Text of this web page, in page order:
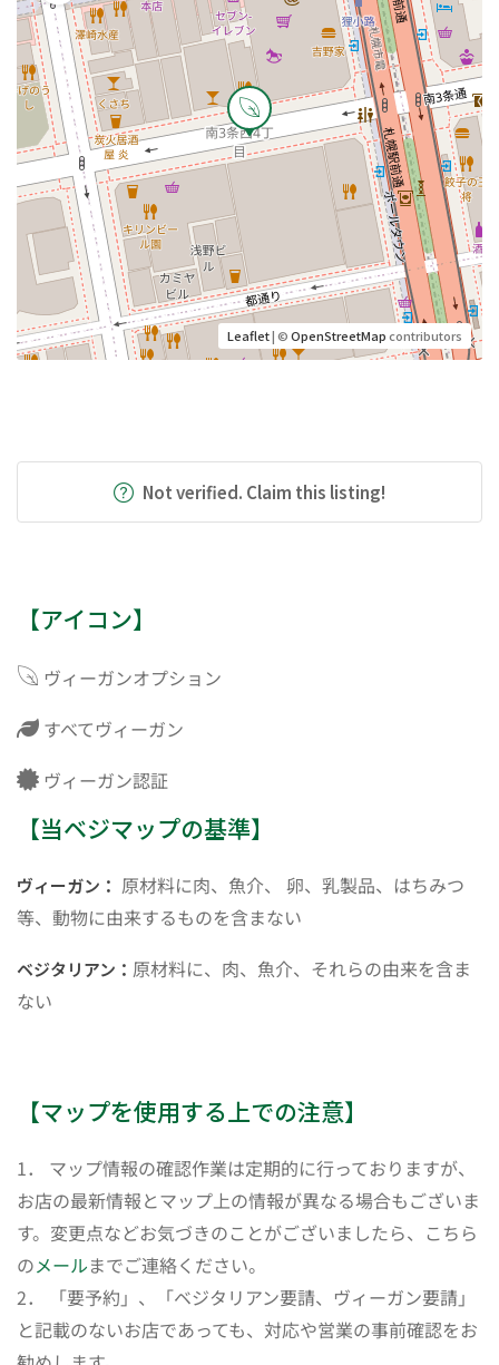
Leaflet| ©OpenStreetMapcontributors
Not verified. Claim this listing!
【アイコン】
ヴィーガンオプション
すべてヴィーガン
ヴィーガン認証
【当ベジマップの基準】
ヴィーガン： 原材料に肉、魚介、 卵、乳製品、はちみつ
等、動物に由来するものを含まない
ベジタリアン： 原材料に、肉、魚介、それらの由来を含ま
ない
【マップを使用する上での注意】
1． マップ情報の確認作業は定期的に行っておりますが、
お店の最新情報とマップ上の情報が異なる場合もございま
す。変更点などお気づきのことがございましたら、こちら
のメールまでご連絡ください。
2． 「要予約」、「ベジタリアン要請、ヴィーガン要請」
と記載のないお店であっても、対応や営業の事前確認をお